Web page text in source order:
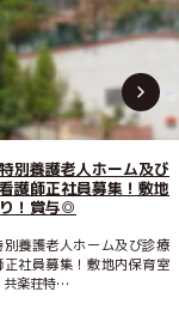
別養護老人ホーム及び
護師正社員募集！敷地
！賞与◎
養護老人ホーム及び診療
正社員募集！敷地内保育室
楽荘特…